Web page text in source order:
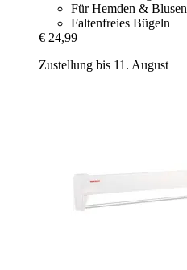
Für Hemden & Blusen
Faltenfreies Bügeln
€ 24,99
Zustellung bis 11. August